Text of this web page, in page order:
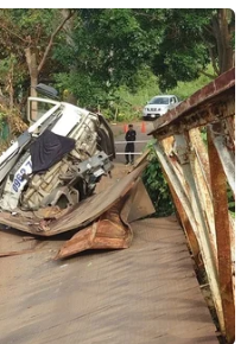
#Trí tuệ nhân tạo